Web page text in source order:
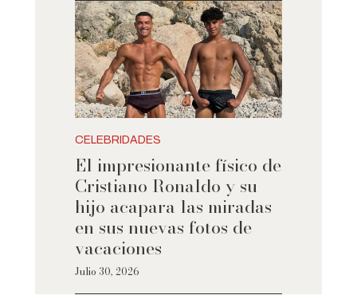
CELEBRIDADES
El impresionante físico de
Cristiano Ronaldo y su
hijo acapara las miradas
en sus nuevas fotos de
vacaciones
Julio 30, 2026